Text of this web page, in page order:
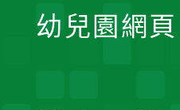
幼兒園網頁